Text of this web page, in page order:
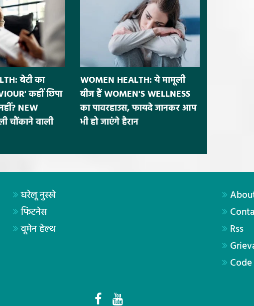
बेटी का
कहीं छिपा
NEW
चौंकाने वाली
WOMEN HEALTH: ये मामूली
बीज हैं WOMEN'S WELLNESS
का पावरहाउस, फायदे जानकर आप
भी हो जाएंगे हैरान
घरेलू नुस्खे
फिटनेस
वूमेन हेल्थ
Rss